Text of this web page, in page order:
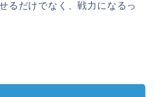
るだけでなく、戦力になるっ